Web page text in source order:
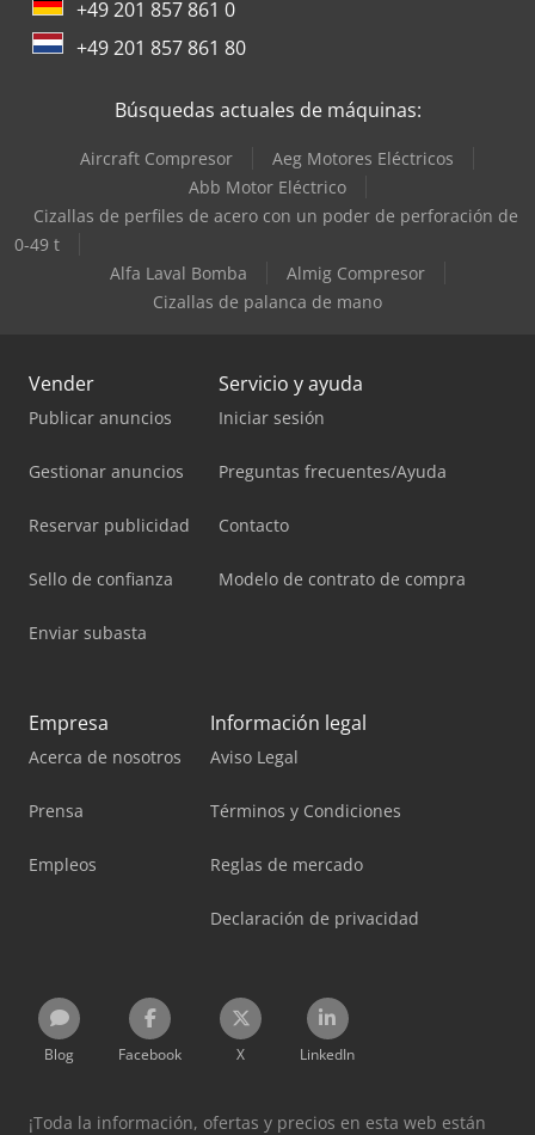
+49 201 857 861 0
+49 201 857 861 80
Búsquedas actuales de máquinas:
Aircraft Compresor
Aeg Motores Eléctricos
Abb Motor Eléctrico
Cizallas de perfiles de acero con un poder de perforación de
0-49 t
Alfa Laval Bomba
Almig Compresor
Cizallas de palanca de mano
Vender
Publicar anuncios
Gestionar anuncios
Reservar publicidad
Sello de confianza
Enviar subasta
Servicio y ayuda
Iniciar sesión
Preguntas frecuentes/Ayuda
Contacto
Modelo de contrato de compra
Empresa
Acerca de nosotros
Prensa
Empleos
Información legal
Aviso Legal
Términos y Condiciones
Reglas de mercado
Declaración de privacidad
Blog Facebook X LinkedIn
¡Toda la información, ofertas y precios en esta web están